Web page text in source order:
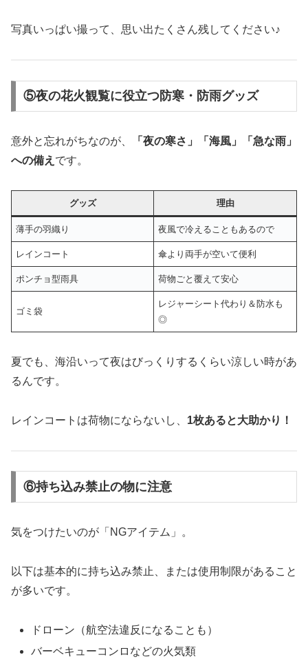
写真いっぱい撮って、思い出たくさん残してください♪
⑤夜の花火観覧に役立つ防寒・防雨グッズ
意外と忘れがちなのが、
「夜の寒さ」「海風」「急な雨」
への備え です。
グッズ 理由
薄手の羽織り 夜風で冷えることもあるので
レインコート 傘より両手が空いて便利
ポンチョ型雨具 荷物ごと覆えて安心
ゴミ袋
レジャーシート代わり＆防水も
◎
夏でも、海沿いって夜はびっくりするくらい涼しい時があ
るんです。
レインコートは荷物にならないし、 1枚あると大助かり！
⑥持ち込み禁止の物に注意
気をつけたいのが「NGアイテム」。
以下は基本的に持ち込み禁止、または使用制限があること
が多いです。
ドローン（航空法違反になることも）
バーベキューコンロなどの火気類